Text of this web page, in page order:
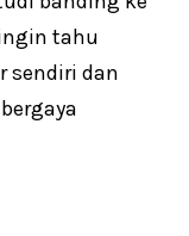
tahu
sendiri dan